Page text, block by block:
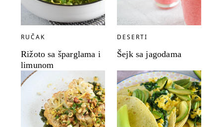
RUČAK
Rižoto sa šparglama i
limunom
DESERTI
Šejk sa jagodama